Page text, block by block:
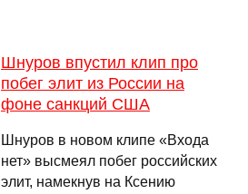
Шнуров впустил клип про
побег элит из России на
фоне санкций США
Шнуров в новом клипе «Входа
нет» высмеял побег российских
элит, намекнув на Ксению